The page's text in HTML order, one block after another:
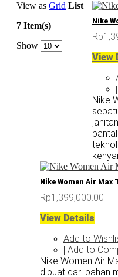
View as Grid List
7 Item(s)
Show
Nike
View
|
Nike
Nike Women Air Max
Rp1,399,000.00
View Details
Add to
| Add to
Nike Women Air
dibuat dari bahan